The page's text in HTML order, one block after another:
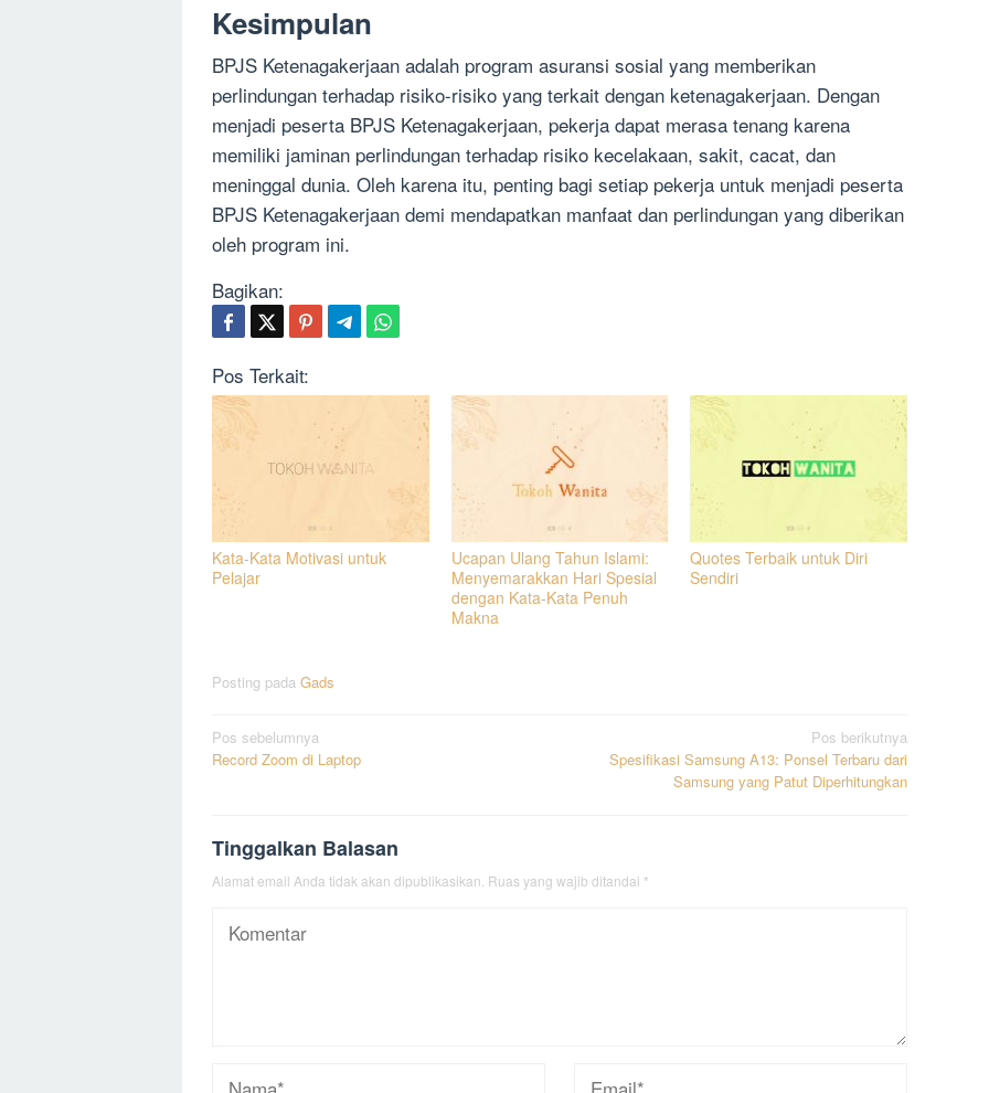
Kesimpulan
BPJS Ketenagakerjaan adalah program asuransi sosial yang memberikan
perlindungan terhadap risiko-risiko yang terkait dengan ketenagakerjaan. Dengan
menjadi peserta BPJS Ketenagakerjaan, pekerja dapat merasa tenang karena
memiliki jaminan perlindungan terhadap risiko kecelakaan, sakit, cacat, dan
meninggal dunia. Oleh karena itu, penting bagi setiap pekerja untuk menjadi peserta
BPJS Ketenagakerjaan demi mendapatkan manfaat dan perlindungan yang diberikan
oleh program ini.
Bagikan:
Pos Terkait:
Kata-Kata Motivasi untuk
Pelajar
Ucapan Ulang Tahun Islami:
Menyemarakkan Hari Spesial
dengan Kata-Kata Penuh
Makna
Quotes Terbaik untuk Diri
Sendiri
Posting pada Gads
Navigasi
pos
Pos sebelumnya
Record Zoom di Laptop
Pos berikutnya
Spesifikasi Samsung A13: Ponsel Terbaru dari
Samsung yang Patut Diperhitungkan
Tinggalkan Balasan
Alamat email Anda tidak akan dipublikasikan. Ruas yang wajib ditandai *